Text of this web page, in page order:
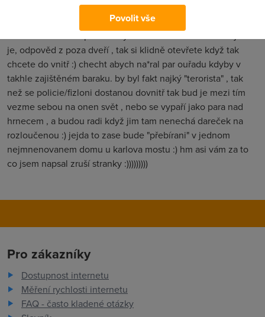
sklo dvojíte "bezpečnostni" folie 1mm , betonove stěny :)) už
to vidím ,cink cink tady police otevřete , nebo použijeme
je, odpověd z poza dveří , tak si klidně otevřete když tak
chcete do vnitř :) checht abych na*ral par ouřadu kdyby v
takhle zajištěném baraku. by byl fakt najký "terorista" , tak
než se policie/fizloni dostanou dovnitř tak bud je mezi tím
vezme sebou na onen svět , nebo se vypaří jako para nad
hrnecem , a budou radi když jim tam nenechá dareček na
rozloučenou :) jejda to zase bude "přebírani" v jednom
nejmnenovanem domu u karlova mostu :) hm asi vám za to
co jsem napsal zruší stranky :)))))))))
Pro zákazníky
Dostupnost internetu
Měření rychlosti internetu
FAQ - často kladené otázky
Povolit vše